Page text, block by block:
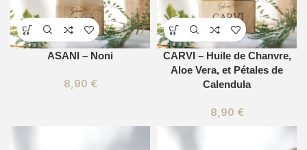
ASANI – Noni
8,90 €
CARVI – Huile de Chanvre,
Aloe Vera, et Pétales de
Calendula
8,90 €